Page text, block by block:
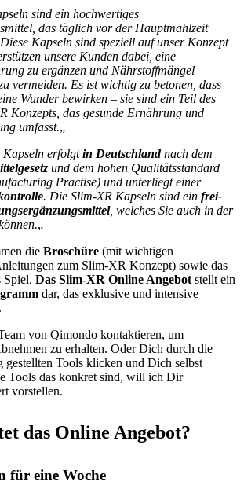
sind ein hochwertiges
das täglich vor der Hauptmahlzeit
Kapseln sind speziell auf unser Konzept
unsere Kunden dabei, eine
zu ergänzen und Nährstoffmängel
vermeiden. Es ist wichtig zu betonen, dass
Wunder bewirken – sie sind ein Teil des
Konzepts, das gesunde Ernährung und
umfasst.„
erfolgtin Deutschlandnach dem
und dem hohen Qualitätsstandard
Practise) und unterliegt einer
. Die Slim-XR Kapseln sind ein frei­
, welches Sie auch in der
„
die Broschüre (mit wichtigen
zum Slim-XR Konzept) sowie das
Spiel. Das Slim-XR Online Angebot stellt ein
dar, das exklusive und intensive
von Qimondo kontaktieren, um
zu erhalten. Oder Dich durch die
gestellten Tools klicken und Dich selbst
Tools das konkret sind, will ich Dir
vorstellen.
das Online Angebot?
für eine Woche